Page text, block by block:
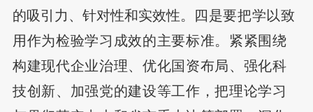
的吸引力、针对性和实效性。
四是要把学以致
用作为检验学习成效的主要标准。紧紧围绕
构建现代企业治理、优化国资布局、强化科
技创新、加强党的建设等工作，把理论学习